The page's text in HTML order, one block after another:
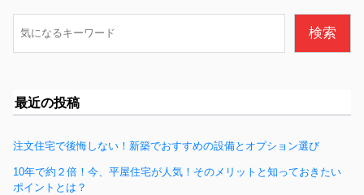
o
o
索
検索
最近の投稿
注文住宅で後悔しない！新築でおすすめの設備とオプション選び
10年で約２倍！今、平屋住宅が人気！そのメリットと知っておきたい
ポイントとは？